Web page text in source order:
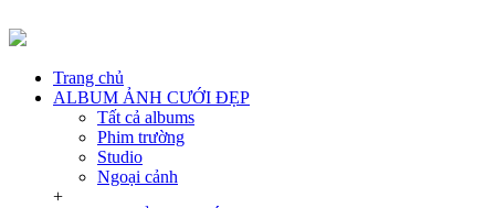
Trang chủ
ALBUM ẢNH CƯỚI ĐẸP
Tất cả albums
Phim trường
Studio
Ngoại cảnh
+